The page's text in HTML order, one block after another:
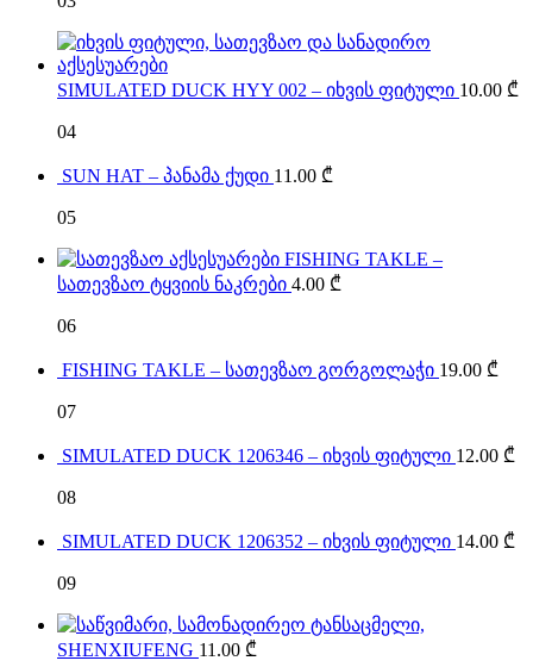
SIMULATED DUCK HYY 002 – იხვის ფიტული 10.00 ₾
04
SUN HAT – პანამა ქუდი 11.00 ₾
05
FISHING TAKLE –
სათევზაო ტყვიის ნაკრები 4.00 ₾
06
FISHING TAKLE – სათევზაო გორგოლაჭი 19.00 ₾
07
SIMULATED DUCK 1206346 – იხვის ფიტული 12.00 ₾
08
SIMULATED DUCK 1206352 – იხვის ფიტული 14.00 ₾
09
SHENXIUFENG 11.00 ₾